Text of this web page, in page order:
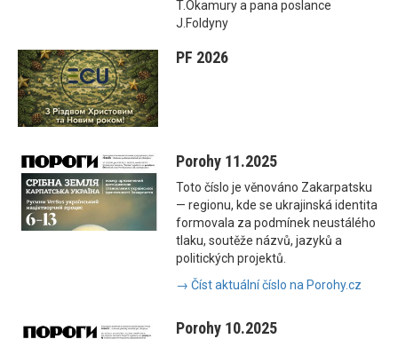
T.Okamury a pana poslance
J.Foldyny
PF 2026
Porohy 11.2025
Toto číslo je věnováno Zakarpatsku
— regionu, kde se ukrajinská identita
formovala za podmínek neustálého
tlaku, soutěže názvů, jazyků a
politických projektů.
→ Číst aktuální číslo na Porohy.cz
Porohy 10.2025